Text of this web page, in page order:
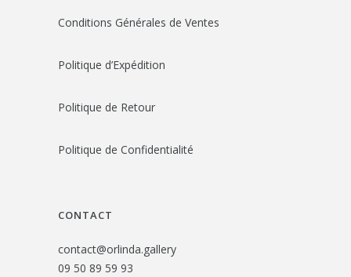
Conditions Générales de Ventes
Politique d’Expédition
Politique de Retour
Politique de Confidentialité
CONTACT
contact@orlinda.gallery
09 50 89 59 93